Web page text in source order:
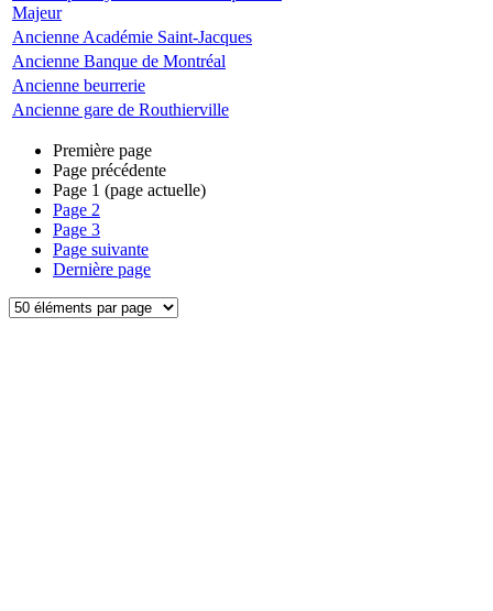
Majeur
Ancienne Académie Saint-Jacques
Ancienne Banque de Montréal
Ancienne beurrerie
Ancienne gare de Routhierville
Première page
Page précédente
Page 1 (page actuelle)
Page 2
Page 3
Page suivante
Dernière page